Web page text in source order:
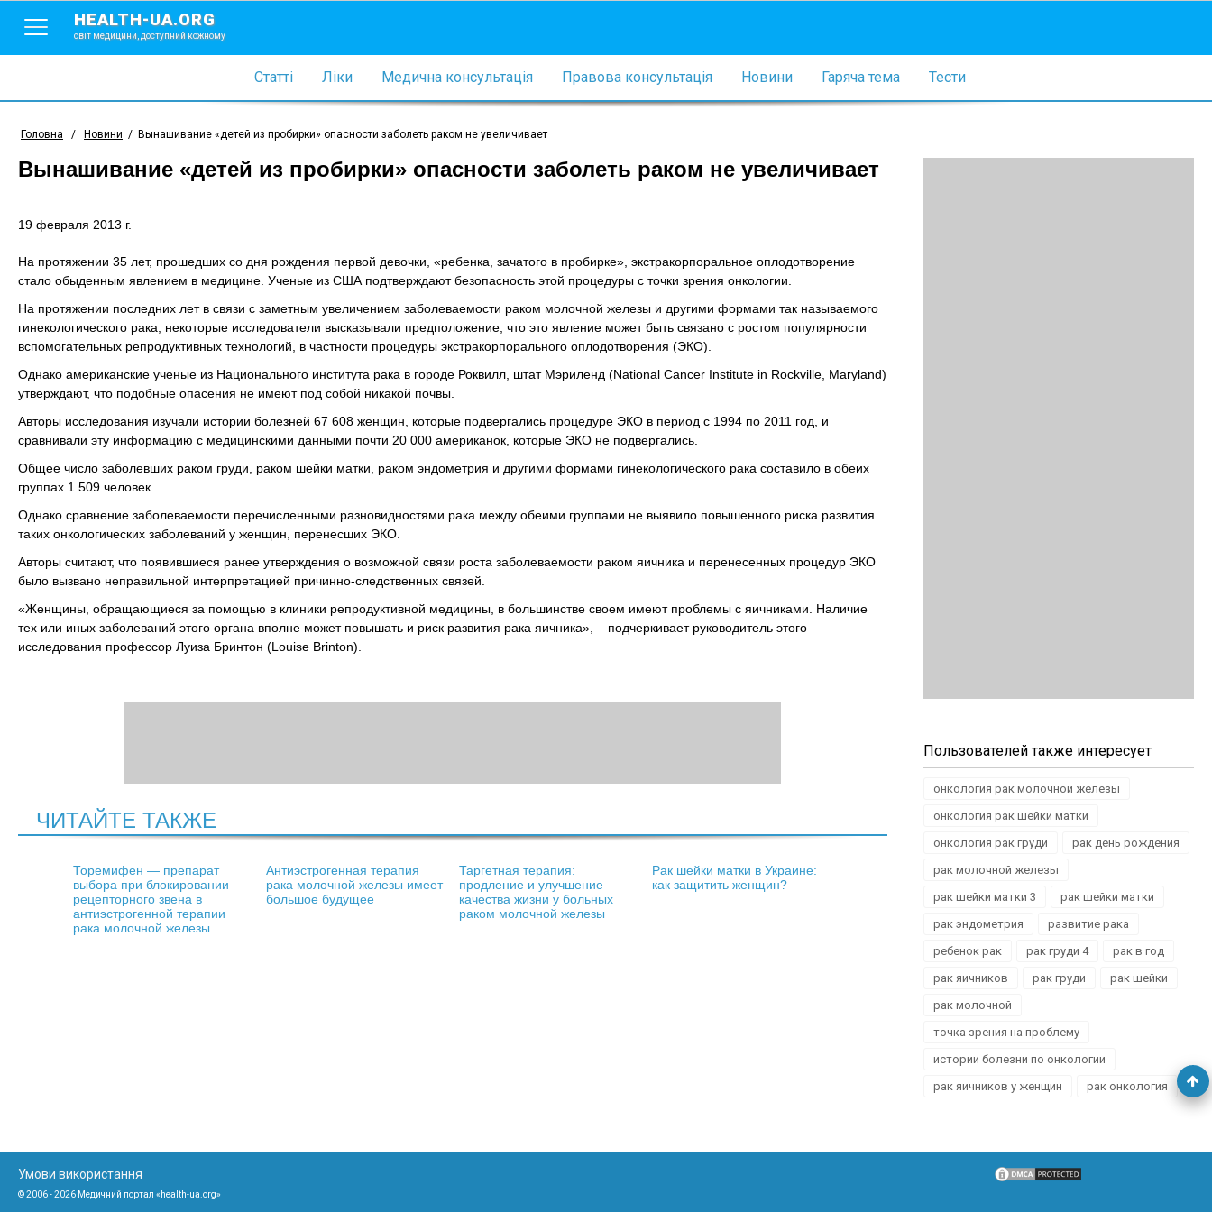
HEALTH-UA.ORG
світ медицини, доступний кожному
Статті Ліки Медична консультація Правова консультація Новини Гаряча тема Тести
Головна / Новини / Вынашивание «детей из пробирки» опасности заболеть раком не увеличивает
Вынашивание «детей из пробирки» опасности заболеть раком не увеличивает
19 февраля 2013 г.
На протяжении 35 лет, прошедших со дня рождения первой девочки, «ребенка, зачатого в пробирке», экстракорпоральное оплодотворение
стало обыденным явлением в медицине. Ученые из США подтверждают безопасность этой процедуры с точки зрения онкологии.
На протяжении последних лет в связи с заметным увеличением заболеваемости раком молочной железы и другими формами так называемого
гинекологического рака, некоторые исследователи высказывали предположение, что это явление может быть связано с ростом популярности
вспомогательных репродуктивных технологий, в частности процедуры экстракорпорального оплодотворения (ЭКО).
Однако американские ученые из Национального института рака в городе Роквилл, штат Мэриленд (National Cancer Institute in Rockville, Maryland)
утверждают, что подобные опасения не имеют под собой никакой почвы.
Авторы исследования изучали истории болезней 67 608 женщин, которые подвергались процедуре ЭКО в период с 1994 по 2011 год, и
сравнивали эту информацию с медицинскими данными почти 20 000 американок, которые ЭКО не подвергались.
Общее число заболевших раком груди, раком шейки матки, раком эндометрия и другими формами гинекологического рака составило в обеих
группах 1 509 человек.
Однако сравнение заболеваемости перечисленными разновидностями рака между обеими группами не выявило повышенного риска развития
таких онкологических заболеваний у женщин, перенесших ЭКО.
Авторы считают, что появившиеся ранее утверждения о возможной связи роста заболеваемости раком яичника и перенесенных процедур ЭКО
было вызвано неправильной интерпретацией причинно-следственных связей.
«Женщины, обращающиеся за помощью в клиники репродуктивной медицины, в большинстве своем имеют проблемы с яичниками. Наличие
тех или иных заболеваний этого органа вполне может повышать и риск развития рака яичника», – подчеркивает руководитель этого
исследования профессор Луиза Бринтон (Louise Brinton).
ЧИТАЙТЕ ТАКЖЕ
Торемифен — препарат
выбора при блокировании
рецепторного звена в
антиэстрогенной терапии
рака молочной железы
Антиэстрогенная терапия
рака молочной железы имеет
большое будущее
Таргетная терапия:
продление и улучшение
качества жизни у больных
раком молочной железы
Рак шейки матки в Украине:
как защитить женщин?
Пользователей также интересует
онкология рак молочной железы
онкология рак шейки матки
онкология рак груди
рак день рождения
рак молочной железы
рак шейки матки 3
рак шейки матки
рак эндометрия
развитие рака
ребенок рак
рак груди 4
рак в год
рак яичников
рак груди
рак шейки
рак молочной
точка зрения на проблему
истории болезни по онкологии
рак яичников у женщин
рак онкология
Умови використання
© 2006 - 2026 Медичний портал «health-ua.org»